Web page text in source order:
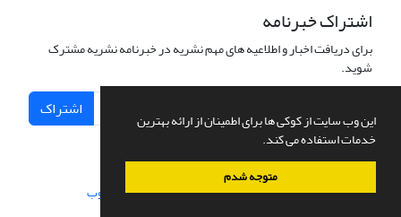
این وب سایت از کوکی ها برای اطمینان از ارائه بهترین
خدمات استفاده می کند.
متوجه شدم
اشتراک خبرنامه
برای دریافت اخبار و اطلاعیه های مهم نشریه در خبرنامه نشریه مشترک
شوید.
اشتراک
سامانه مدیریت نشریات علمی.طراحی و پیاده سازی از سیناوب